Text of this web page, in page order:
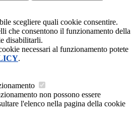
scegliere quali cookie consentire.
che consentono il funzionamento della
disabilitarli.
necessari al funzionamento potete
.
non possono essere
l'elenco nella pagina della cookie